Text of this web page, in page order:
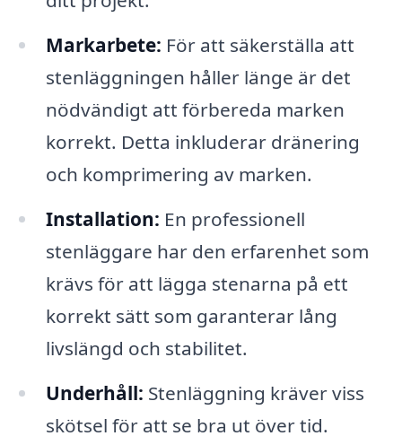
Markarbete: För att säkerställa att
stenläggningen håller länge är det
nödvändigt att förbereda marken
korrekt. Detta inkluderar dränering
och komprimering av marken.
Installation: En professionell
stenläggare har den erfarenhet som
krävs för att lägga stenarna på ett
korrekt sätt som garanterar lång
livslängd och stabilitet.
Underhåll: Stenläggning kräver viss
skötsel för att se bra ut över tid.